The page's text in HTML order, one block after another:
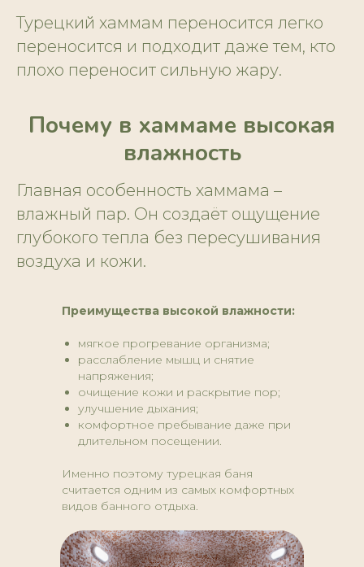
Турецкий хаммам переносится легко
переносится и подходит даже тем, кто
плохо переносит сильную жару.
Почему в хаммаме высокая
влажность
Главная особенность хаммама –
влажный пар. Он создаёт ощущение
глубокого тепла без пересушивания
воздуха и кожи.
Преимущества высокой влажности:
мягкое прогревание организма;
расслабление мышц и снятие
напряжения;
очищение кожи и раскрытие пор;
улучшение дыхания;
комфортное пребывание даже при
длительном посещении.
Именно поэтому турецкая баня
считается одним из самых комфортных
видов банного отдыха.